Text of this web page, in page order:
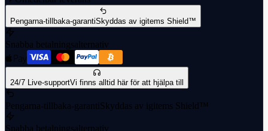
Pengarna-tillbaka-garantiSkyddas av igitems Shield™
Snabba betalningsalternativ
24/7 Live-supportVi finns alltid här för att hjälpa till
Pengarna-tillbaka-garantiSkyddas av igitems Shield™
Snabba betalningsalternativ